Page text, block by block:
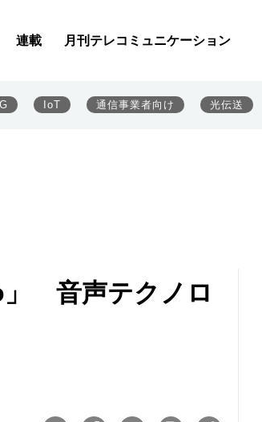
連載 月刊テレコミュニケーション
IoT 通信事業者向け 光伝送
」 音声テクノロ